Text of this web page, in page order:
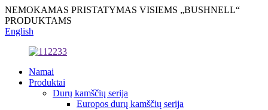
NEMOKAMAS PRISTATYMAS VISIEMS „BUSHNELL“
PRODUKTAMS
English
Namai
Produktai
Durų kamščių serija
Europos durų kamščių serija